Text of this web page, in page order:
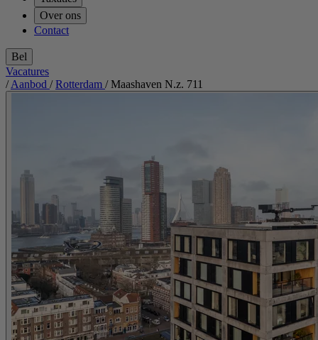
Over ons
Contact
Bel
Vacatures
/ Aanbod / Rotterdam / Maashaven N.z. 711